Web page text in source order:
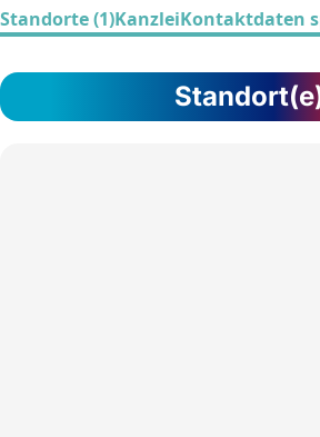
Standorte (1)KanzleiKontaktdaten